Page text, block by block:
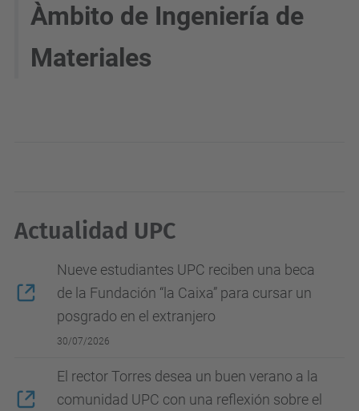
Àmbito de Ingeniería de
Materiales
Actualidad UPC
Nueve estudiantes UPC reciben una beca
de la Fundación “la Caixa” para cursar un
posgrado en el extranjero
30/07/2026
El rector Torres desea un buen verano a la
comunidad UPC con una reflexión sobre el